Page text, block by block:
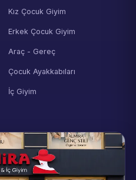
Kız Çocuk Giyim
Erkek Çocuk Giyim
Araç - Gereç
Çocuk Ayakkabıları
İç Giyim